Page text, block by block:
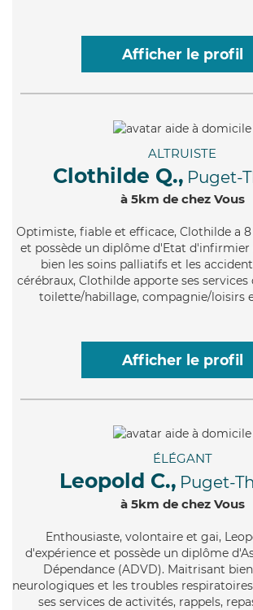
Afficher le profil
ALTRUISTE
Clothilde Q., Puget-
à 5km de chez Vous
Optimiste, fiable et efficace, Clothilde a
et possède un diplôme d'Etat d'infirmier
bien les soins palliatifs et les
cérébraux, Clothilde apporte ses services
toilette/habillage, compagnie/loisirs
Afficher le profil
ÉLÉGANT
Leopold C., Puget-
à 5km de chez Vous
Enthousiaste, volontaire et gai,
d'expérience et possède un diplôme
Dépendance (ADVD). Maitrisant
neurologiques et les troubles
ses services de activités, rappels,